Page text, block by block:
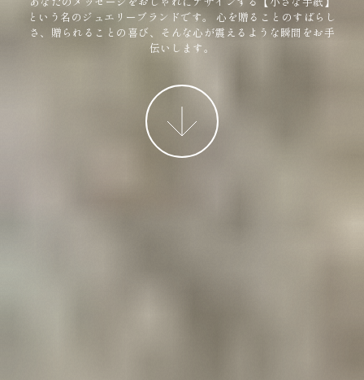
という名のジュエリーブランドです。
心を贈ることのすばらし
さ、贈られることの喜び、そんな心が震えるような瞬間をお手
伝いします。